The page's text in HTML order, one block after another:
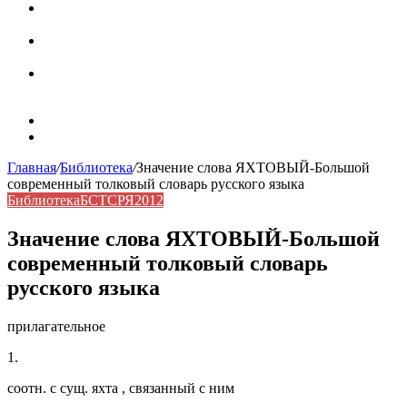
Главная/Библиотека/Значение слова ЯХТОВЫЙ-Большой
современный толковый словарь русского языка
БиблиотекаБСТСРЯ2012
Значение слова ЯХТОВЫЙ-Большой
современный толковый словарь
русского языка
прилагательное
1.
соотн. с сущ. яхта , связанный с ним